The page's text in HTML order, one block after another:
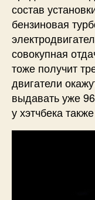
состав
бензиновая
совокупная
тоже получит
двигатели
выдавать уже
у хэтчбека